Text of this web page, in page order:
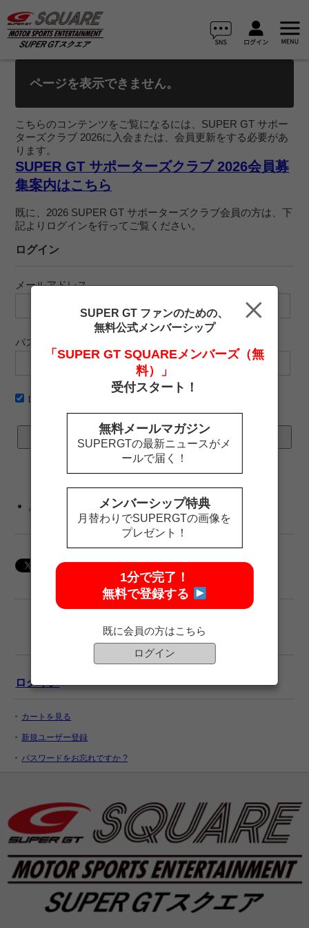
ページを表示できません。
こちらのコンテンツをご覧になるには、SUPER GT サポー
ターズクラブ 2026に入会または、会員更新をする必要があ
ります。
SUPER GT サポーターズクラブ 2026会員募
集案内はこちら
既に、2026 SUPER GT サポーターズクラブ会員の方は、下
記よりログインを行ってご覧ください。
ログイン
メールアドレス
パスワード
ログイン情報を記憶
パスワードをお忘れですか ?
ログイン
カートを見る
新規ユーザー登録
パスワードをお忘れですか ?
SUPER GT ファンのための、
無料公式メンバーシップ
「SUPER GT SQUAREメンバーズ（無
料）」
受付スタート！
無料メールマガジン
SUPERGTの最新ニュースがメ
ールで届く！
メンバーシップ特典
月替わりでSUPERGTの画像を
プレゼント！
1分で完了！
無料で登録する
既に会員の方はこちら
ログイン